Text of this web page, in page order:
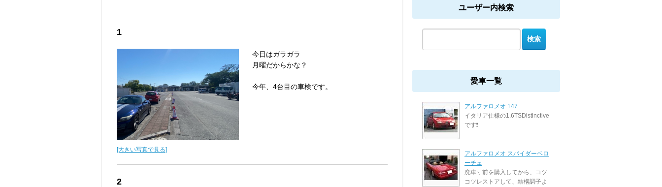
1
[大きい写真で見る]
今日はガラガラ
月曜だからかな？
今年、4台目の車検です。
2
ユーザー内検索
愛車一覧
アルファロメオ 147
イタリア仕様の1.6TSDistinctive
です❗️
アルファロメオ スパイダーベロ
ーチェ
廃車寸前を購入してから、コツ
コツレストアして、結構調子よ